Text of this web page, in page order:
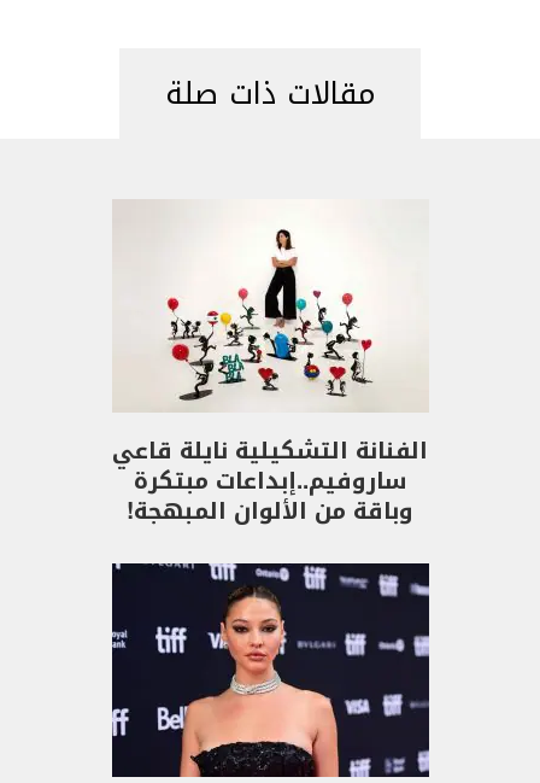
مقالات ذات صلة
الفنانة التشكيلية نايلة قاعي
ساروفيم..إبداعات مبتكرة
وباقة من الألوان المبهجة!